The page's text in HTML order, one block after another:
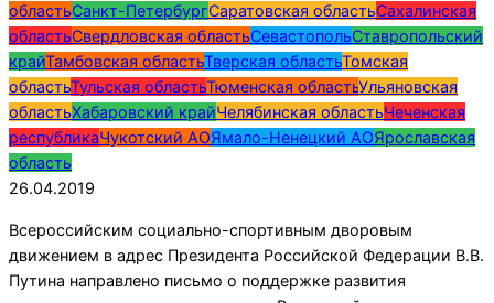
областьСанкт-ПетербургСаратовская областьСахалинская
областьСвердловская областьСевастопольСтавропольский
крайТамбовская областьТверская областьТомская
областьТульская областьТюменская областьУльяновская
областьХабаровский крайЧелябинская областьЧеченская
республикаЧукотский АОЯмало-Ненецкий АОЯрославская
область
26.04.2019
Всероссийским социально-спортивным дворовым
движением в адрес Президента Российской Федерации В.В.
Путина направлено письмо о поддержке развития